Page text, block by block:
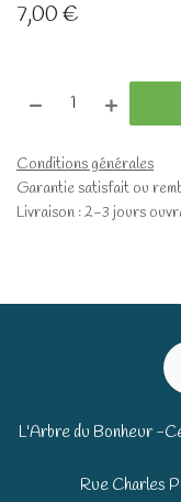
7,00€
Conditions générales
Garantie satisfait ou
Livraison : 2-3 jours
L'Arbre du Bonheur -
Rue Charles